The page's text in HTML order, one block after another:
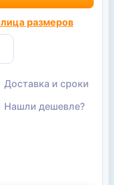
размеров
Доставка и сроки
Нашли дешевле?